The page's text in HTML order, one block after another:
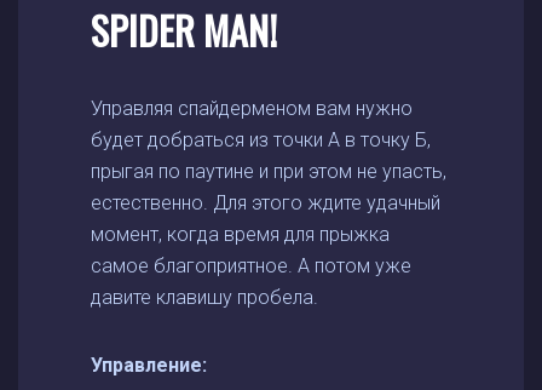
SPIDER MAN!
Управляя спайдерменом вам нужно
будет добраться из точки А в точку Б,
прыгая по паутине и при этом не упасть,
естественно. Для этого ждите удачный
момент, когда время для прыжка
самое благоприятное. А потом уже
давите клавишу пробела.
Управление: